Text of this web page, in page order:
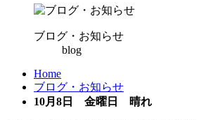
ブログ・お知らせ
blog
Home
ブログ・お知らせ
10月8日 金曜日 晴れ